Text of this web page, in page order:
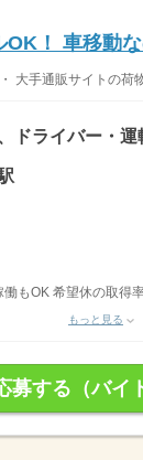
OK！ 車移動
大手通販サイトの
ドライバー・
もOK 希望休の取得
もっと見る
募する（バイ